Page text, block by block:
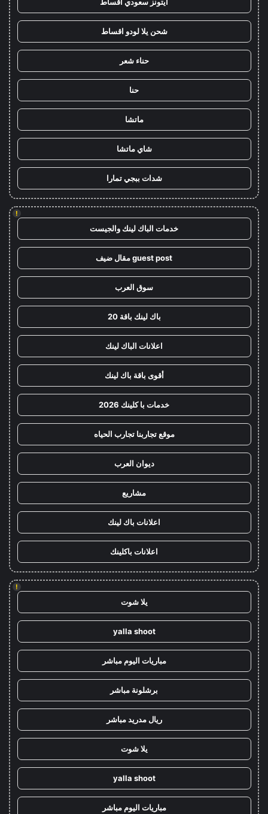
ايتونز سعودي اقساط
شحن يلا لودو اقساط
حناء شعر
حنا
ماتشا
شاي ماتشا
شدات ببجي تمارا
!
خدمات الباك لينك والجيست
guest post مقال ضيف
سوق العرب
باك لينك باقة 20
اعلانات الباك لينك
أقوى باقة باك لينك
خدمات با كلينك 2026
موقع تجاربنا تجارب الحياه
ديوان العرب
مشاريع
اعلانات باك لينك
اعلانات باكلينك
!
يلا شوت
yalla shoot
مباريات اليوم مباشر
برشلونة مباشر
ريال مدريد مباشر
يلا شوت
yalla shoot
مباريات اليوم مباشر